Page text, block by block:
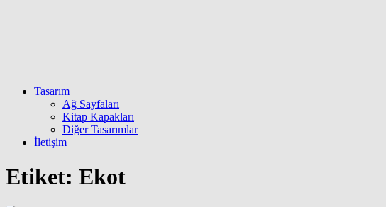
Tasarım
Ağ Sayfaları
Kitap Kapakları
Diğer Tasarımlar
İletişim
Etiket: Ekot